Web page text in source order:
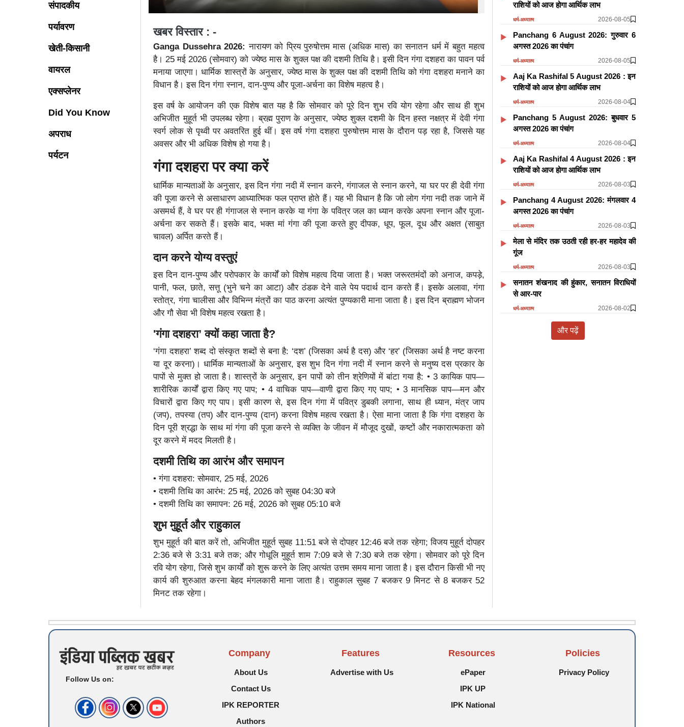
संपादकीय
पर्यावरण
खेती-किसानी
वायरल
एक्सप्लेनर
Did You Know
अपराध
पर्यटन
खबर विस्तार : -
Ganga Dussehra 2026: नारायण को प्रिय पुरुषोत्तम मास (अधिक मास) का सनातन धर्म में बहुत महत्व
है। 25 मई 2026 (सोमवार) को ज्येष्ठ मास के शुक्ल पक्ष की दशमी तिथि है। इसी दिन गंगा दशहरा का पावन पर्व
मनाया जाएगा। धार्मिक शास्त्रों के अनुसार, ज्येष्ठ मास के शुक्ल पक्ष की दशमी तिथि को गंगा दशहरा मनाने का
विधान है। इस दिन गंगा स्नान, दान-पुण्य और पूजा-अर्चना का विशेष महत्व है।
इस वर्ष के आयोजन की एक विशेष बात यह है कि सोमवार को पूरे दिन शुभ रवि योग रहेगा और साथ ही शुभ
अभिजीत मुहूर्त भी उपलब्ध रहेगा। ब्रह्म पुराण के अनुसार, ज्येष्ठ शुक्ल दशमी के दिन हस्त नक्षत्र में देवी गंगा
स्वर्ग लोक से पृथ्वी पर अवतरित हुई थीं। इस वर्ष गंगा दशहरा पुरुषोत्तम मास के दौरान पड़ रहा है, जिससे यह
अवसर और भी अधिक विशेष हो गया है।
गंगा दशहरा पर क्या करें
धार्मिक मान्यताओं के अनुसार, इस दिन गंगा नदी में स्नान करने, गंगाजल से स्नान करने, या घर पर ही देवी गंगा
की पूजा करने से असाधारण आध्यात्मिक फल प्राप्त होते हैं। यह भी विधान है कि जो लोग गंगा नदी तक जाने में
असमर्थ हैं, वे घर पर ही गंगाजल से स्नान करके या गंगा के पवित्र जल का ध्यान करके अपना स्नान और पूजा-
अर्चना कर सकते हैं। इसके बाद, भक्त मां गंगा की पूजा करते हुए दीपक, धूप, फूल, दूध और अक्षत (साबुत
चावल) अर्पित करते हैं।
दान करने योग्य वस्तुएं
इस दिन दान-पुण्य और परोपकार के कार्यों को विशेष महत्व दिया जाता है। भक्त जरूरतमंदों को अनाज, कपड़े,
पानी, फल, छाते, सत्तू (भुने चने का आटा) और ठंडक देने वाले पेय पदार्थ दान करते हैं। इसके अलावा, गंगा
स्तोत्र, गंगा चालीसा और विभिन्न मंत्रों का पाठ करना अत्यंत पुण्यकारी माना जाता है। इस दिन ब्राह्मण भोजन
और गौ सेवा भी विशेष महत्व रखता है।
'गंगा दशहरा’ क्यों कहा जाता है?
‘गंगा दशहरा’ शब्द दो संस्कृत शब्दों से बना है: ‘दश’ (जिसका अर्थ है दस) और ‘हर’ (जिसका अर्थ है नष्ट करना
या दूर करना)। धार्मिक मान्यताओं के अनुसार, इस शुभ दिन गंगा नदी में स्नान करने से मनुष्य दस प्रकार के
पापों से मुक्त हो जाता है। शास्त्रों के अनुसार, इन पापों को तीन श्रेणियों में बांटा गया है: • 3 कायिक पाप—
शारीरिक कार्यों द्वारा किए गए पाप; • 4 वाचिक पाप—वाणी द्वारा किए गए पाप; • 3 मानसिक पाप—मन और
विचारों द्वारा किए गए पाप। इसी कारण से, इस दिन गंगा में पवित्र डुबकी लगाना, साथ ही ध्यान, मंत्र जाप
(जप), तपस्या (तप) और दान-पुण्य (दान) करना विशेष महत्व रखता है। ऐसा माना जाता है कि गंगा दशहरा के
दिन पूरी श्रद्धा के साथ मां गंगा की पूजा करने से व्यक्ति के जीवन में मौजूद दुखों, कष्टों और नकारात्मकता को
दूर करने में मदद मिलती है।
दशमी तिथि का आरंभ और समापन
• गंगा दशहरा: सोमवार, 25 मई, 2026
• दशमी तिथि का आरंभ: 25 मई, 2026 को सुबह 04:30 बजे
• दशमी तिथि का समापन: 26 मई, 2026 को सुबह 05:10 बजे
शुभ मुहूर्त और राहुकाल
शुभ मुहूर्त की बात करें तो, अभिजीत मुहूर्त सुबह 11:51 बजे से दोपहर 12:46 बजे तक रहेगा; विजय मुहूर्त दोपहर
2:36 बजे से 3:31 बजे तक; और गोधूलि मुहूर्त शाम 7:09 बजे से 7:30 बजे तक रहेगा। सोमवार को पूरे दिन
रवि योग रहेगा, जिसे शुभ कार्यों को शुरू करने के लिए अत्यंत उत्तम समय माना जाता है। इस दौरान किसी भी नए
कार्य की शुरुआत करना बेहद मंगलकारी माना जाता है। राहुकाल सुबह 7 बजकर 9 मिनट से 8 बजकर 52
मिनट तक रहेगा।
राशियों को आज होगा आर्थिक लाभ
धर्म-अध्यात्म 2026-08-05
Panchang 6 August 2026: गुरुवार 6
अगस्त 2026 का पंचांग
धर्म-अध्यात्म 2026-08-05
Aaj Ka Rashifal 5 August 2026 : इन
राशियों को आज होगा आर्थिक लाभ
धर्म-अध्यात्म 2026-08-04
Panchang 5 August 2026: बुधवार 5
अगस्त 2026 का पंचांग
धर्म-अध्यात्म 2026-08-04
Aaj Ka Rashifal 4 August 2026 : इन
राशियों को आज होगा आर्थिक लाभ
धर्म-अध्यात्म 2026-08-03
Panchang 4 August 2026: मंगलवार 4
अगस्त 2026 का पंचांग
धर्म-अध्यात्म 2026-08-03
मेला से मंदिर तक उठती रही हर-हर महादेव की
गूंज
धर्म-अध्यात्म 2026-08-03
सनातन शंखनाद की हुंकार, सनातन विराधियों
से आर-पार
धर्म-अध्यात्म 2026-08-02
और पढ़ें
Follow Us on:
Company
About Us
Contact Us
IPK REPORTER
Authors
Features
Advertise with Us
Resources
ePaper
IPK UP
IPK National
Policies
Privacy Policy